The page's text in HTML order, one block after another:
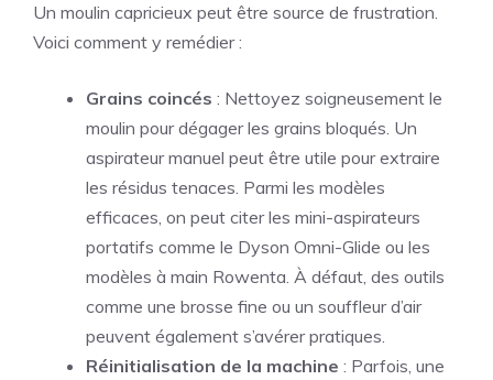
Un moulin capricieux peut être source de frustration.
Voici comment y remédier :
Grains coincés : Nettoyez soigneusement le
moulin pour dégager les grains bloqués. Un
aspirateur manuel peut être utile pour extraire
les résidus tenaces. Parmi les modèles
efficaces, on peut citer les mini-aspirateurs
portatifs comme le Dyson Omni-Glide ou les
modèles à main Rowenta. À défaut, des outils
comme une brosse fine ou un souffleur d’air
peuvent également s’avérer pratiques.
Réinitialisation de la machine : Parfois, une